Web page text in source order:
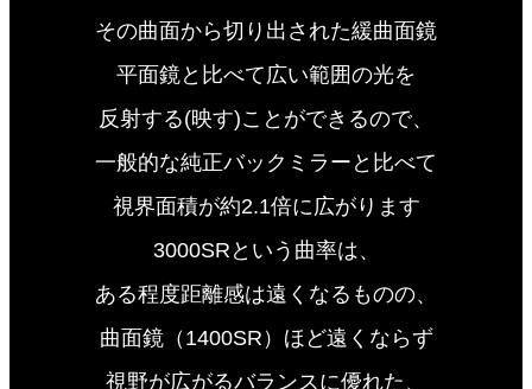
その曲面から切り出された緩曲面鏡
平面鏡と比べて広い範囲の光を
反射する(映す)ことができるので、
一般的な純正バックミラーと比べて
視界面積が約2.1倍に広がります
3000SRという曲率は、
ある程度距離感は遠くなるものの、
曲面鏡（1400SR）ほど遠くならず
視野が広がるバランスに優れた、